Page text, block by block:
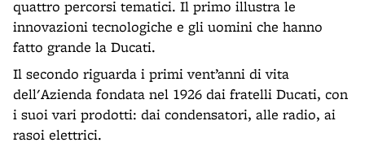
quattro percorsi tematici. Il primo illustra le
innovazioni tecnologiche e gli uomini che hanno
fatto grande la Ducati.
Il secondo riguarda i primi vent’anni di vita
dell'Azienda fondata nel 1926 dai fratelli Ducati, con
i suoi vari prodotti: dai condensatori, alle radio, ai
rasoi elettrici.